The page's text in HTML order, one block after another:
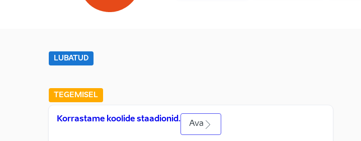
LUBATUD
TEGEMISEL
Korrastame koolide staadionid.
Ava